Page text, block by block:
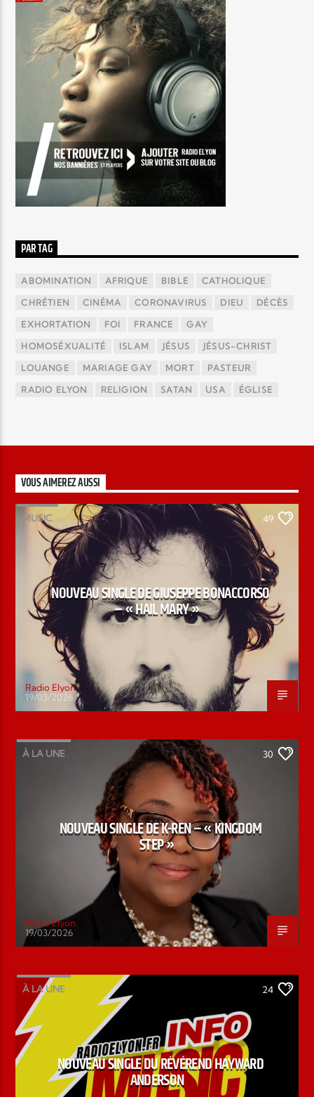
PAR TAG
ABOMINATION AFRIQUE BIBLE CATHOLIQUE
CHRÉTIEN CINÉMA CORONAVIRUS DIEU DÉCÈS
EXHORTATION FOI FRANCE GAY
HOMOSÉXUALITÉ ISLAM JÉSUS JÉSUS-CHRIST
LOUANGE MARIAGE GAY MORT PASTEUR
RADIO ELYON RELIGION SATAN USA ÉGLISE
VOUS AIMEREZ AUSSI
MUSIC 49
NOUVEAU SINGLE DE GIUSEPPE BONACCORSO
– « HAIL MARY »
Radio Elyon
19/03/2026
À LA UNE 30
NOUVEAU SINGLE DE K-REN – « KINGDOM
STEP »
Radio Elyon
19/03/2026
À LA UNE 24
NOUVEAU SINGLE DU RÉVÉREND HAYWARD
ANDERSON